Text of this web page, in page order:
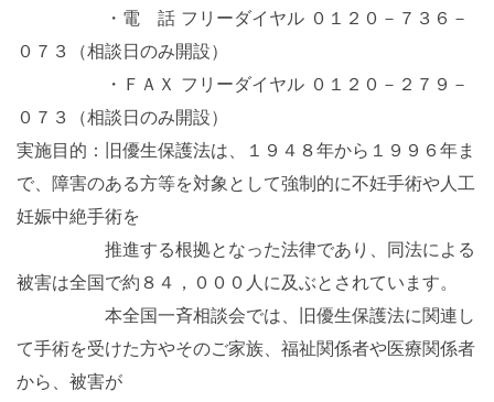
・電 話 フリーダイヤル ０１２０－７３６－
０７３（相談日のみ開設）
・ＦＡＸ フリーダイヤル ０１２０－２７９－
０７３（相談日のみ開設）
実施目的：旧優生保護法は、１９４８年から１９９６年ま
で、障害のある方等を対象として強制的に不妊手術や人工
妊娠中絶手術を
推進する根拠となった法律であり、同法による
被害は全国で約８４，０００人に及ぶとされています。
本全国一斉相談会では、旧優生保護法に関連し
て手術を受けた方やそのご家族、福祉関係者や医療関係者
から、被害が